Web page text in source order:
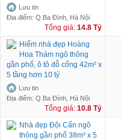
Lưu tin
Địa điểm: Q.Ba Đình, Hà Nội
Tổng giá: 14.8 Tỷ
Hiếm nhà đẹp Hoàng
Hoa Thám ngõ thông
gần phố, ô tô đỗ cổng 42m² x
5 tầng hơn 10 tỷ
Lưu tin
Địa điểm: Q.Ba Đình, Hà Nội
Tổng giá: 10.8 Tỷ
Nhà đẹp Đội Cấn ngõ
thông gần phố 38m² x 5